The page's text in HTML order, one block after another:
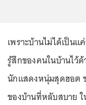
เพราะบ้านไม่ได้เป็น
รู้สึกของคนในบ้านไว้
นักแสดงหนุ่มสุดฮอต
ของบ้านที่หลับสบาย